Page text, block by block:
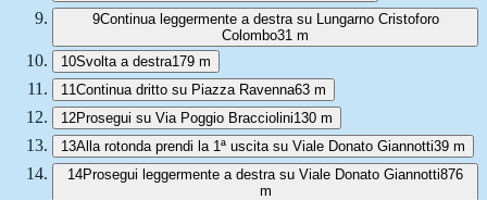
9Continua leggermente a destra su Lungarno Cristoforo
Colombo31 m
10Svolta a destra179 m
11Continua dritto su Piazza Ravenna63 m
12Prosegui su Via Poggio Bracciolini130 m
13Alla rotonda prendi la 1ª uscita su Viale Donato Giannotti39 m
14Prosegui leggermente a destra su Viale Donato Giannotti876
m